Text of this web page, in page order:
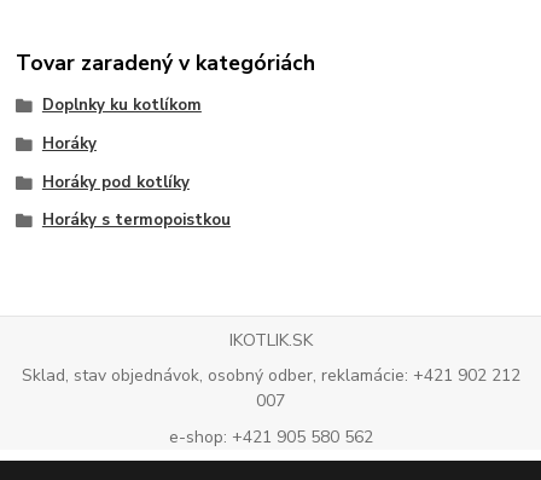
Tovar zaradený v kategóriách
Doplnky ku kotlíkom
Horáky
Horáky pod kotlíky
Horáky s termopoistkou
IKOTLIK.SK
Sklad, stav objednávok, osobný odber, reklamácie: +421 902 212
007
e-shop: +421 905 580 562